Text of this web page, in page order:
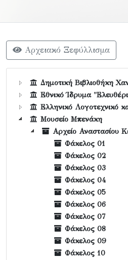
Αρχειακό Ξεφύλλισμα
Δημοτική Βιβλιοθήκη
Εθνικό Ίδρυμα
Ελληνικό Λογοτεχνικό
Μουσείο Μπενάκη
Αρχείο Αναστασίου
Φάκελος 01
Φάκελος 02
Φάκελος 03
Φάκελος 04
Φάκελος 05
Φάκελος 06
Φάκελος 07
Φάκελος 08
Φάκελος 09
Φάκελος 10